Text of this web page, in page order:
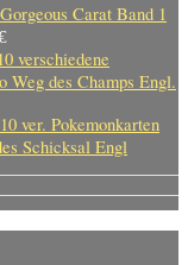
Gorgeous Carat Band 1
10 verschiedene
Weg des Champs Engl.
10 ver. Pokemonkarten
Schicksal Engl